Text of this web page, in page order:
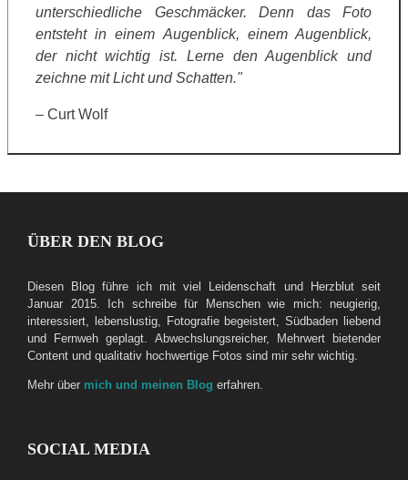
unterschiedliche Geschmäcker. Denn das Foto
entsteht in einem Augenblick, einem Augenblick,
der nicht wichtig ist. Lerne den Augenblick und
zeichne mit Licht und Schatten."
– Curt Wolf
ÜBER DEN BLOG
Diesen Blog führe ich mit viel Leidenschaft und Herzblut seit
Januar 2015. Ich schreibe für Menschen wie mich: neugierig,
interessiert, lebenslustig, Fotografie begeistert, Südbaden liebend
und Fernweh geplagt. Abwechslungsreicher, Mehrwert bietender
Content und qualitativ hochwertige Fotos sind mir sehr wichtig.
Mehr über mich und meinen Blog erfahren.
SOCIAL MEDIA